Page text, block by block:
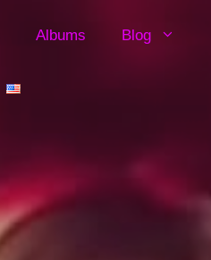
Albums Blog